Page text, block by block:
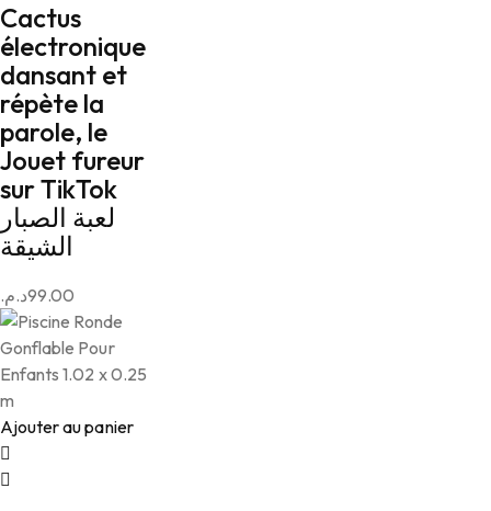
Cactus
électronique
dansant et
répète la
parole, le
Jouet fureur
sur TikTok
لعبة الصبار
الشيقة
99.00د.م.
Ajouter au panier